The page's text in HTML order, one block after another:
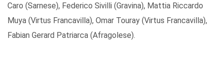
Caro (Sarnese), Federico Sivilli (Gravina), Mattia Riccardo
Muya (Virtus Francavilla), Omar Touray (Virtus Francavilla),
Fabian Gerard Patriarca (Afragolese).